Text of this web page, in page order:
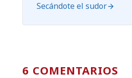
Secándote el sudor
6 COMENTARIOS